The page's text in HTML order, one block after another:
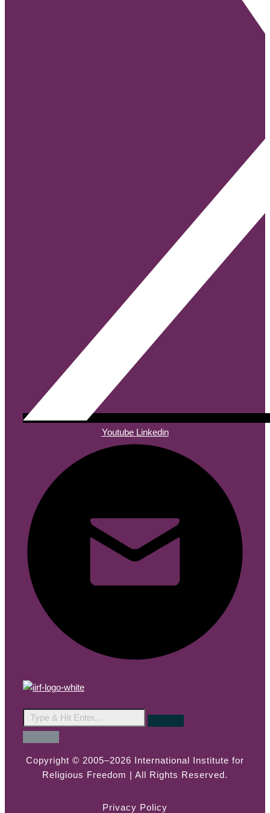
Youtube Linkedin
Copyright © 2005–2026 International Institute for
Religious Freedom | All Rights Reserved.
Privacy Policy